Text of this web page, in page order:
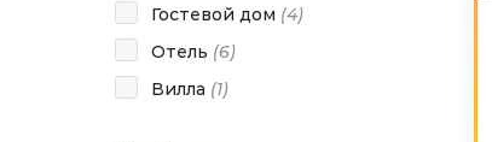
Гостевой дом (4)
Отель (6)
Вилла (1)